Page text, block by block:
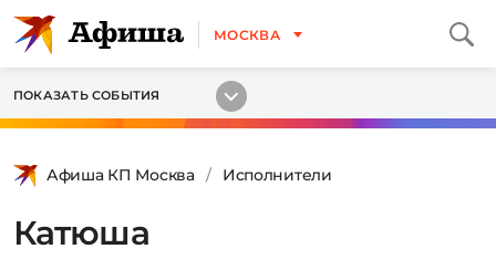
МОСКВА
ПОКАЗАТЬ СОБЫТИЯ
Афиша КП Москва Исполнители
Катюша